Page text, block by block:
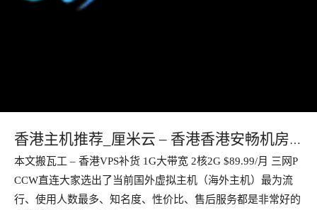
香港主机推荐_厘米云 – 香港香港安畅机房
CN2 GIA线路1核1G最低22.95月
本文搬瓦工 – 香港VPS补货 1G大带宽 2核2G $89.99/月 三网P
CCW直连大家选出了当前国外虚拟主机（海外主机）最为流
行、使用人数最多、知名度、性价比、售后服务都是非常好的